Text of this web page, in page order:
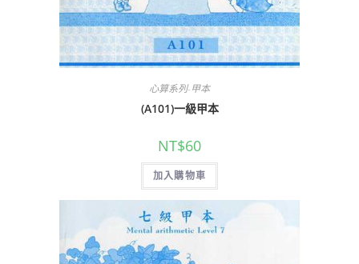
心算系列-甲本
(A101)一級甲本
NT$60
加入購物車